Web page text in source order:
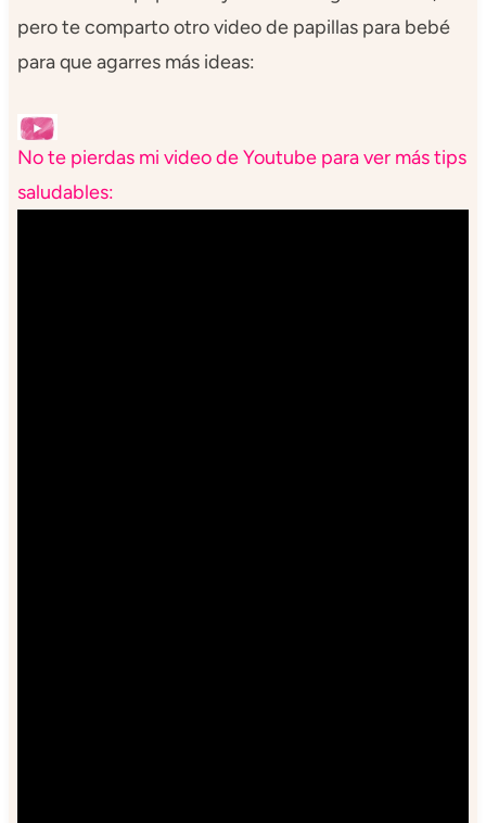
pero te comparto otro video de papillas para bebé
para que agarres más ideas:
No te pierdas mi video de Youtube para ver más tips
saludables: